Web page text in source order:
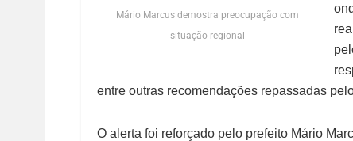
Mário Marcus demostra preocupação com
situação regional
entre outras recomendações repassadas
O alerta foi reforçado pelo prefeito Mário